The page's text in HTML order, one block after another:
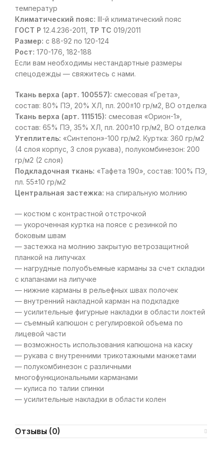
температур
Климатический пояс: III-й климатический пояс
ГОСТ Р 12.4.236-2011, ТР ТС 019/2011
Размер: с 88-92 по 120-124
Рост: 170-176, 182-188
Если вам необходимы нестандартные размеры
спецодежды — свяжитесь с нами.
Ткань верха (арт. 100557): смесовая «Грета»,
состав: 80% ПЭ, 20% ХЛ, пл. 200±10 гр/м2, ВО отделка
Ткань верха (арт. 111515): смесовая «Орион-1»,
состав: 65% ПЭ, 35% ХЛ, пл. 200±10 гр/м2, ВО отделка
Утеплитель: «Синтепон»-100 гр/м2. Куртка: 360 гр/м2
(4 слоя корпус, 3 слоя рукава), полукомбинезон: 200
гр/м2 (2 слоя)
Подкладочная ткань: «Тафета 190», состав: 100% ПЭ,
пл. 55±10 гр/м2
Центральная застежка: на спиральную молнию
— костюм с контрастной отстрочкой
— укороченная куртка на поясе с резинкой по
боковым швам
— застежка на молнию закрытую ветрозащитной
планкой на липучках
— нагрудные полуобъемные карманы за счет складки
с клапанами на липучке
— нижние карманы в рельефных швах полочек
— внутренний накладной карман на подкладке
— усилительные фигурные накладки в области локтей
— съемный капюшон с регулировкой объема по
лицевой части
— возможность использования капюшона на каску
— рукава с внутренними трикотажными манжетами
— полукомбинезон с различными
многофункциональными карманами
— кулиса по талии спинки
— усилительные накладки в области колен
Отзывы (0)